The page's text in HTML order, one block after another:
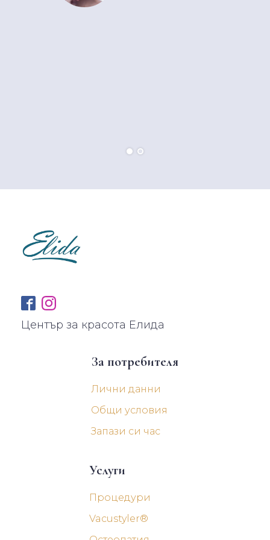
Център за красота Елида
За потребителя
Лични данни
Общи условия
Запази си час
Услуги
Процедури
Vacustyler®